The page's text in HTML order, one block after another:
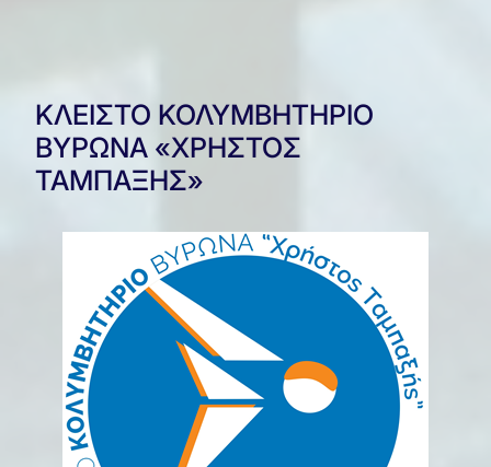
ΚΛΕΙΣΤΟ ΚΟΛΥΜΒΗΤΗΡΙΟ
ΒΥΡΩΝΑ «ΧΡΗΣΤΟΣ
ΤΑΜΠΑΞΗΣ»